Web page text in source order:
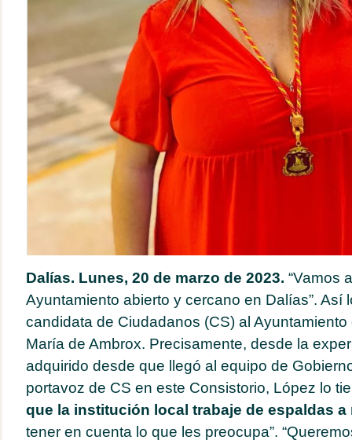
Dalías. Lunes, 20 de marzo de 2023. “Vamos
Ayuntamiento abierto y cercano en Dalías”. Así
candidata de Ciudadanos (CS) al
María de Ambrox. Precisamente, desde la
adquirido desde que llegó al equipo de
portavoz de CS en este Consistorio, López lo
que la institución local trabaje de espaldas
tener en cuenta lo que les preocupa”.